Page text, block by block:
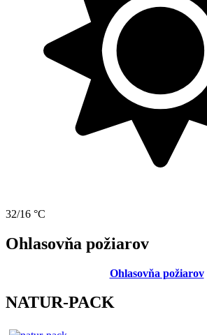
32/16 °C
Ohlasovňa požiarov
Ohlasovňa požiarov
NATUR-PACK